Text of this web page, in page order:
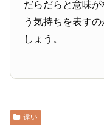
だらだらと意味
う気持ちを表すの
しょう。
違い